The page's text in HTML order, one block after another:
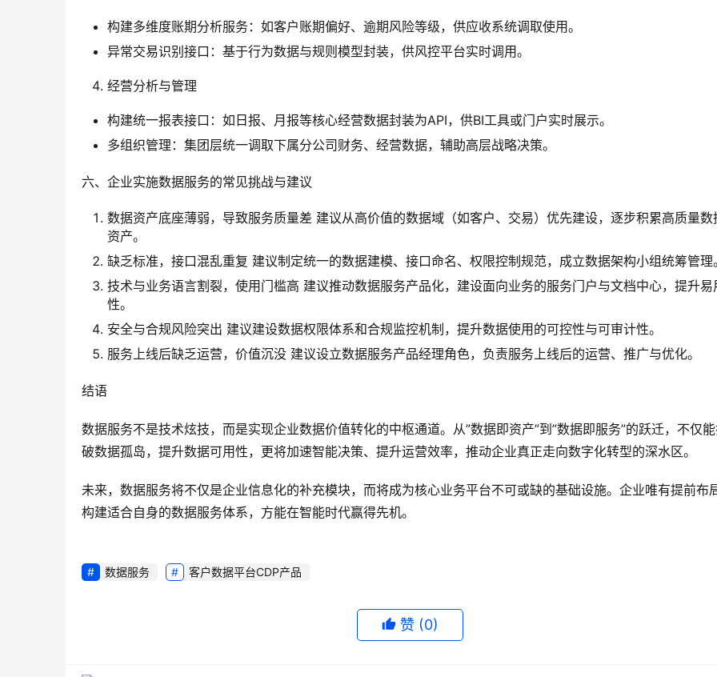
构建多维度账期分析服务：如客户账期偏好、逾期风险等级，供应收系统调取使用。
异常交易识别接口：基于行为数据与规则模型封装，供风控平台实时调用。
经营分析与管理
构建统一报表接口：如日报、月报等核心经营数据封装为API，供BI工具或门户实时展示。
多组织管理：集团层统一调取下属分公司财务、经营数据，辅助高层战略决策。
六、企业实施数据服务的常见挑战与建议
数据资产底座薄弱，导致服务质量差 建议从高价值的数据域（如客户、交易）优先建设，逐步积累高质量数
资产。
缺乏标准，接口混乱重复 建议制定统一的数据建模、接口命名、权限控制规范，成立数据架构小组统筹管理
技术与业务语言割裂，使用门槛高 建议推动数据服务产品化，建设面向业务的服务门户与文档中心，提升易
性。
安全与合规风险突出 建议建设数据权限体系和合规监控机制，提升数据使用的可控性与可审计性。
服务上线后缺乏运营，价值沉没 建议设立数据服务产品经理角色，负责服务上线后的运营、推广与优化。
结语
数据服务不是技术炫技，而是实现企业数据价值转化的中枢通道。从”数据即资产”到”数据即服务”的跃迁，不仅
破数据孤岛，提升数据可用性，更将加速智能决策、提升运营效率，推动企业真正走向数字化转型的深水区。
未来，数据服务将不仅是企业信息化的补充模块，而将成为核心业务平台不可或缺的基础设施。企业唯有提前布
构建适合自身的数据服务体系，方能在智能时代赢得先机。
数据服务 客户数据平台CDP产品
赞 (0)